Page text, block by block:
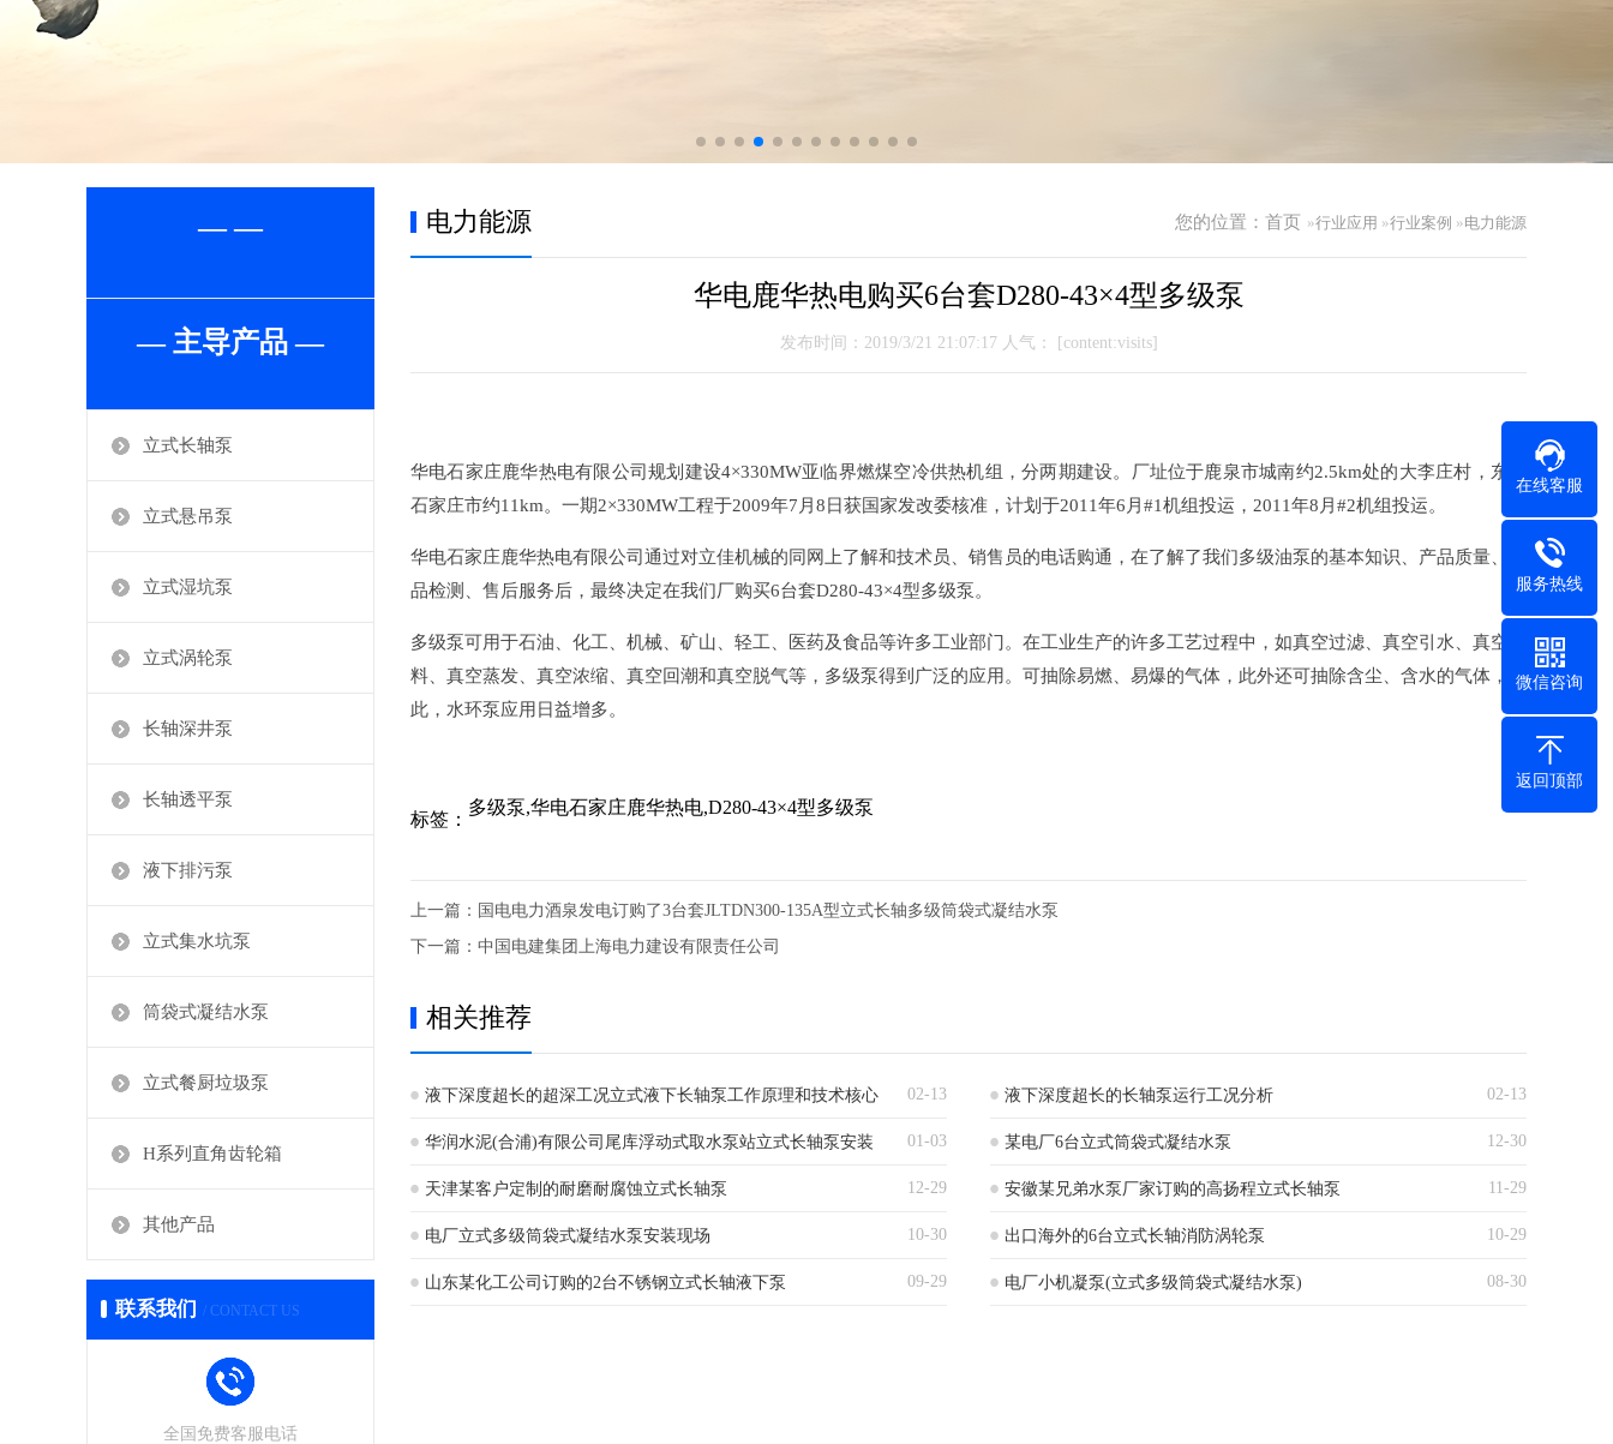
— —
— 主导产品 —
立式长轴泵
立式悬吊泵
立式湿坑泵
立式涡轮泵
长轴深井泵
长轴透平泵
液下排污泵
立式集水坑泵
筒袋式凝结水泵
立式餐厨垃圾泵
H系列直角齿轮箱
其他产品
联系我们 / CONTACT US
全国免费客服电话
您的位置： 首页 »行业应用 »行业案例 »电力能源
电力能源
​华电鹿华热电购买6台套D280-43×4型多级泵
发布时间：2019/3/21 21:07:17 人气： [content:visits]
华电石家庄鹿华热电有限公司规划建设4×330MW亚临界燃煤空冷供热机组，分两期建设。厂址位于鹿泉市城南约2.5km处的大李庄村，东距
石家庄市约11km。一期2×330MW工程于2009年7月8日获国家发改委核准，计划于2011年6月#1机组投运，2011年8月#2机组投运。
华电石家庄鹿华热电有限公司通过对立佳机械的同网上了解和技术员、销售员的电话购通，在了解了我们多级油泵的基本知识、产品质量、产
品检测、售后服务后，最终决定在我们厂购买6台套D280-43×4型多级泵。
多级泵可用于石油、化工、机械、矿山、轻工、医药及食品等许多工业部门。在工业生产的许多工艺过程中，如真空过滤、真空引水、真空送
料、真空蒸发、真空浓缩、真空回潮和真空脱气等，多级泵得到广泛的应用。可抽除易燃、易爆的气体，此外还可抽除含尘、含水的气体，因
此，水环泵应用日益增多。
标签：
多级泵,华电石家庄鹿华热电,D280-43×4型多级泵
上一篇： 国电电力酒泉发电订购了3台套JLTDN300-135A型立式长轴多级筒袋式凝结水泵
下一篇： 中国电建集团上海电力建设有限责任公司
相关推荐
02-13
液下深度超长的超深工况立式液下长轴泵工作原理和技术核心 02-13
液下深度超长的长轴泵运行工况分析
01-03
华润水泥(合浦)有限公司尾库浮动式取水泵站立式长轴泵安装
现场
12-30
某电厂6台立式筒袋式凝结水泵
12-29
天津某客户定制的耐磨耐腐蚀立式长轴泵 11-29
安徽某兄弟水泵厂家订购的高扬程立式长轴泵
10-30
电厂立式多级筒袋式凝结水泵安装现场 10-29
出口海外的6台立式长轴消防涡轮泵
09-29
山东某化工公司订购的2台不锈钢立式长轴液下泵 08-30
电厂小机凝泵(立式多级筒袋式凝结水泵)
在线客服
服务热线
微信咨询
返回顶部